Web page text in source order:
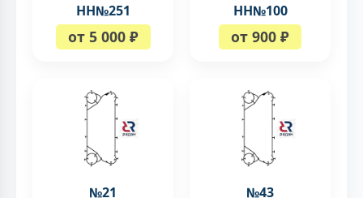
НН№251
от 5 000 ₽
НН№100
от 900 ₽
№21 №43